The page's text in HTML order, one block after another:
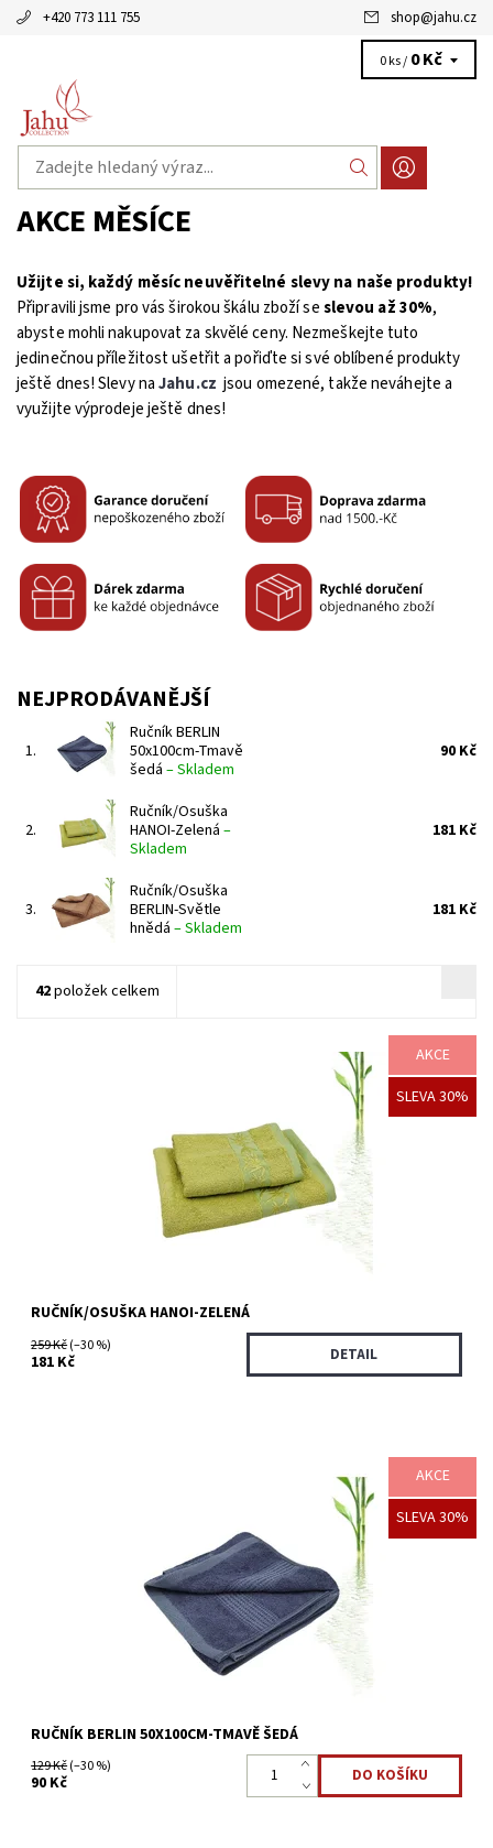
+420 773 111 755 shop@jahu.cz
0 ks / 0 Kč
AKCE MĚSÍCE
Užijte si, každý měsíc neuvěřitelné slevy na naše produkty!
Připravili jsme pro vás širokou škálu zboží seslevou až 30%,
abyste mohli nakupovat za skvělé ceny. Nezmeškejte tuto
jedinečnou příležitost ušetřit a pořiďte si své oblíbené produkty
ještě dnes! Slevy naJahu.cz jsou omezené, takže neváhejte a
využijte výprodeje ještě dnes!
NEJPRODÁVANĚJŠÍ
1.
Ručník BERLIN
50x100cm-Tmavě
šedá –Skladem
90 Kč
2.
Ručník/Osuška
HANOI-Zelená –
Skladem
181 Kč
3.
Ručník/Osuška
BERLIN-Světle
hnědá –Skladem
181 Kč
42položek celkem
AKCE
SLEVA 30%
Bambusové ručníky a osušky jsou vyrobeny z bambusového
vlákna a bavlny. Hedvábně měkký až 4x savější, vhodné i pro
Skladem >5 ks
3621/70X
RUČNÍK/OSUŠKA HANOI-ZELENÁ
259 Kč(–30 %)
181 Kč DETAIL
AKCE
SLEVA 30%
Bambusové ručníky jsou vyrobeny z bambusového vlákna a
bavlny. Hedvábně měkký až 4x savější, vhodné i pro alergiky.
Skladem >5 ks
3555
RUČNÍK BERLIN 50X100CM-TMAVĚ ŠEDÁ
129 Kč(–30 %)
90 Kč